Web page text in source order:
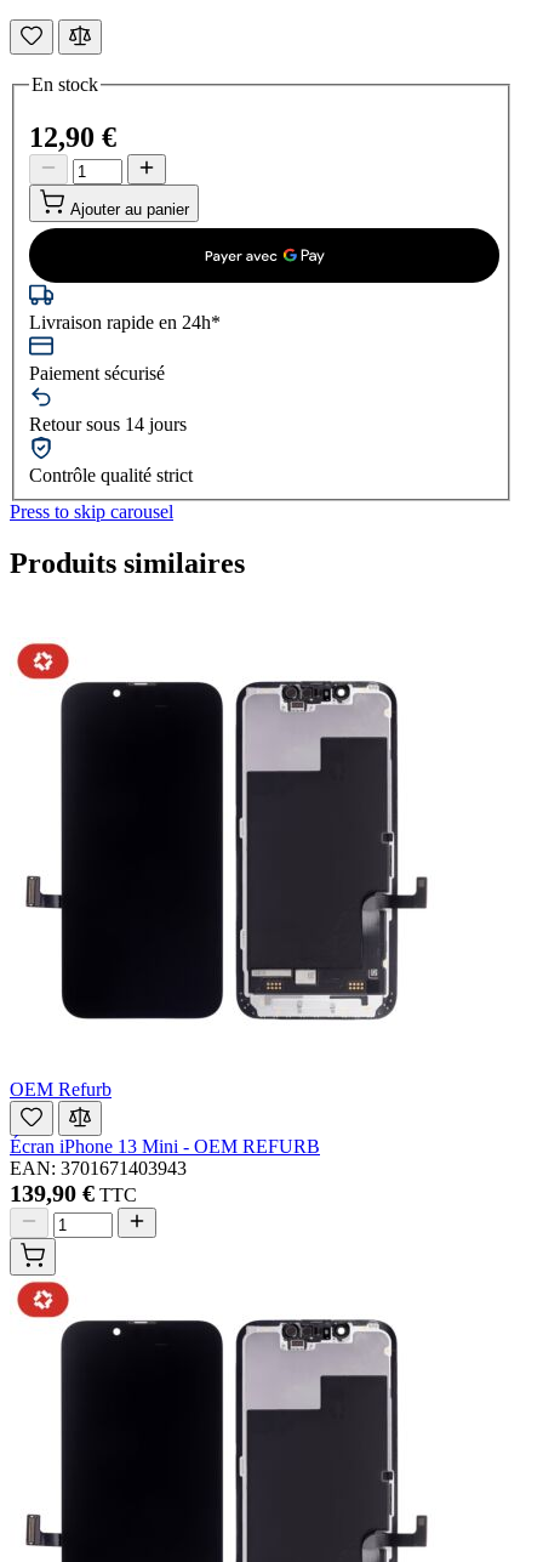
En stock
12,90 €
Ajouter au panier
Livraison rapide en 24h*
Paiement sécurisé
Retour sous 14 jours
Contrôle qualité strict
Press to skip carousel
Produits similaires
OEM Refurb
Écran iPhone 13 Mini - OEM REFURB
EAN: 3701671403943
139,90 € TTC